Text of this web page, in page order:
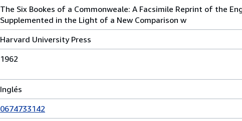
The Six Bookes of a Commonweale: A Facsimile Reprint of the
Supplemented in the Light of a New Comparison w
Harvard University Press
1962
Inglés
0674733142